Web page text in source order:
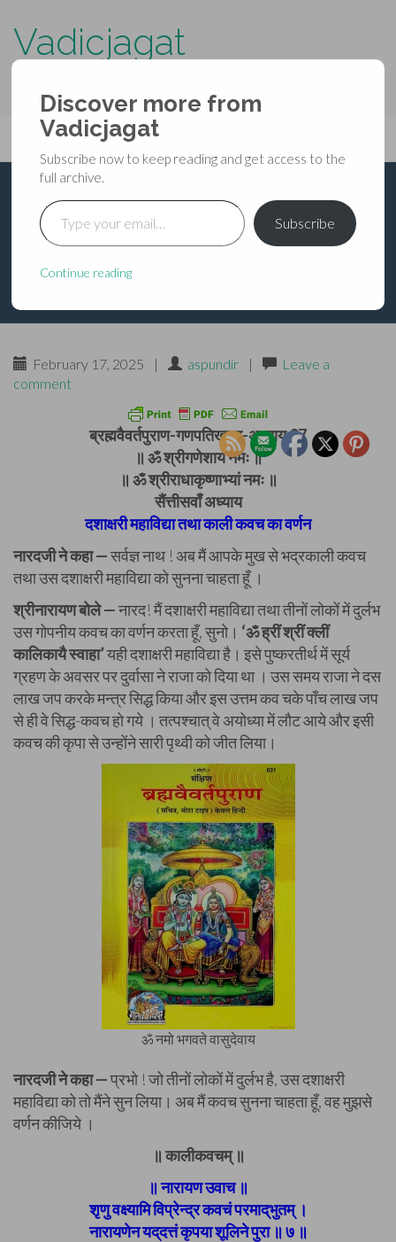
Vadicjagat
Primary
Menu
content
Vadicjagat
ब्रह्मवैवर्तपुराण-गणपतिखण्ड-
अध्याय 37
February 17, 2025 | aspundir |
Leave a
comment
ब्रह्मवैवर्तपुराण-गणपतिखण्ड-अध्याय 37
॥ ॐ श्रीगणेशाय नमः ॥
॥ ॐ श्रीराधाकृष्णाभ्यां नमः ॥
सैंत्तीसवाँ अध्याय
दशाक्षरी महाविद्या तथा काली कवच का वर्णन
नारदजी ने कहा —सर्वज्ञ नाथ ! अब मैं आपके मुख से भद्रकाली कवच
तथा उस दशाक्षरी महाविद्या को सुनना चाहता हूँ ।
श्रीनारायण बोले —नारद! मैं दशाक्षरी महाविद्या तथा तीनों लोकों में दुर्लभ
उस गोपनीय कवच का वर्णन करता हूँ, सुनो। ‘ॐ ह्रीं श्रीं क्लीं
कालिकायै स्वाहा’यही दशाक्षरी महाविद्या है। इसे पुष्करतीर्थ में सूर्य
ग्रहण के अवसर पर दुर्वासा ने राजा को दिया था । उस समय राजा ने दस
लाख जप करके मन्त्र सिद्ध किया और इस उत्तम कव चके पाँच लाख जप
से ही वे सिद्ध-कवच हो गये । तत्पश्चात् वे अयोध्या में लौट आये और इसी
कवच की कृपा से उन्होंने सारी पृथ्वी को जीत लिया।
ॐ नमो भगवते वासुदेवाय
नारदजी ने कहा —प्रभो ! जो तीनों लोकों में दुर्लभ है, उस दशाक्षरी
महाविद्या को तो मैंने सुन लिया। अब मैं कवच सुनना चाहता हूँ, वह मुझसे
वर्णन कीजिये ।
॥ कालीकवचम् ॥
॥ नारायण उवाच ॥
शृणु वक्ष्यामि विप्रेन्द्र कवचं परमाद्‌भुतम् ।
नारायणेन यद्‌दत्तं कृपया शूलिने पुरा ॥ ७ ॥
Discover more from
Vadicjagat
Subscribe now to keep reading and get access to the
full archive.
Type your email…
Subscribe
Continue reading